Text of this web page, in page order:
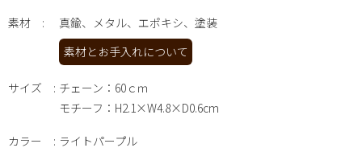
素材
真鍮、メタル、エポキシ、塗装
素材とお手入れについて
サイズ
チェーン：60ｃｍ
モチーフ：H2.1×W4.8×D0.6cm
カラー ライトパープル